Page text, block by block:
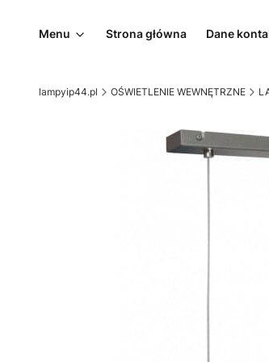
Menu Strona główna Dane
lampyip44.pl OŚWIETLENIE WEWNĘTRZNE